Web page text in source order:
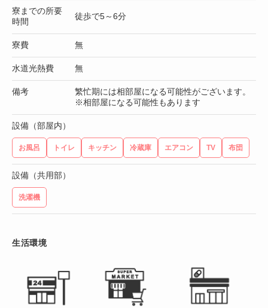
寮までの所要
時間
徒歩で5～6分
寮費 無
水道光熱費 無
備考
繁忙期には相部屋になる可能性がございます。
※相部屋になる可能性もあります
設備（部屋内）
お風呂 トイレ キッチン 冷蔵庫 エアコン TV 布団
設備（共用部）
洗濯機
生活環境